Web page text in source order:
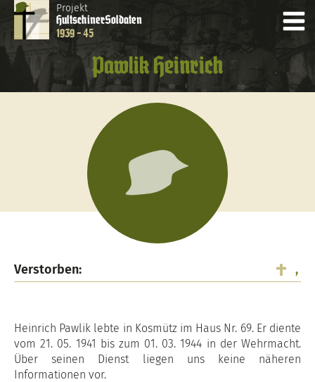
Projekt
HultschinerSoldaten
1939 - 45
Pawlik Heinrich
Verstorben: ,
Heinrich Pawlik lebte in Kosmütz im Haus Nr. 69. Er diente
vom 21. 05. 1941 bis zum 01. 03. 1944 in der Wehrmacht.
Über seinen Dienst liegen uns keine näheren
Informationen vor.